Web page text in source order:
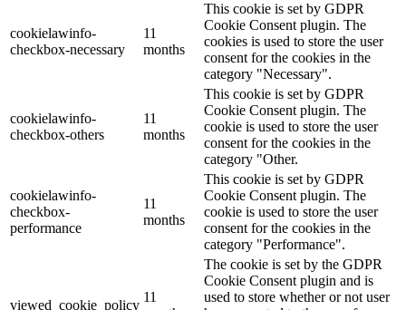
cookielawinfo-
checkbox-necessary
11
months
This cookie is set by GDPR
Cookie Consent plugin. The
cookies is used to store the user
consent for the cookies in the
category "Necessary".
cookielawinfo-
checkbox-others
11
months
This cookie is set by GDPR
Cookie Consent plugin. The
cookie is used to store the user
consent for the cookies in the
category "Other.
cookielawinfo-
checkbox-
performance
11
months
This cookie is set by GDPR
Cookie Consent plugin. The
cookie is used to store the user
consent for the cookies in the
category "Performance".
viewed_cookie_policy
11
The cookie is set by the GDPR
Cookie Consent plugin and is
used to store whether or not user